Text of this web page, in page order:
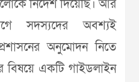
নির্দেশ দিয়েছি। আর
সদস্যদের অবশ্যই
অনুমোদন নিতে
বিষয়ে একটি গাইডলাইন